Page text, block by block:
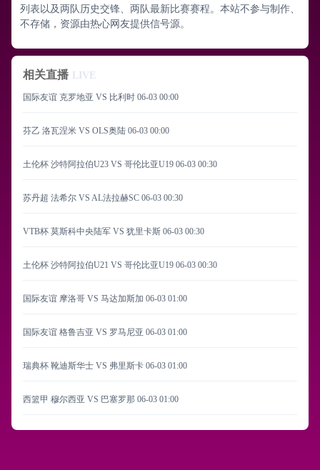
列表以及两队历史交锋、两队最新比赛赛程。本站不参与制作、
不存储，资源由热心网友提供信号源。
相关直播 LIVE
国际友谊 克罗地亚 VS 比利时 06-03 00:00
芬乙 洛瓦涅米 VS OLS奥陆 06-03 00:00
土伦杯 沙特阿拉伯U23 VS 哥伦比亚U19 06-03 00:30
苏丹超 法希尔 VS AL法拉赫SC 06-03 00:30
VTB杯 莫斯科中央陆军 VS 犹里卡斯 06-03 00:30
土伦杯 沙特阿拉伯U21 VS 哥伦比亚U19 06-03 00:30
国际友谊 摩洛哥 VS 马达加斯加 06-03 01:00
国际友谊 格鲁吉亚 VS 罗马尼亚 06-03 01:00
瑞典杯 靴迪斯华士 VS 弗里斯卡 06-03 01:00
西篮甲 穆尔西亚 VS 巴塞罗那 06-03 01:00